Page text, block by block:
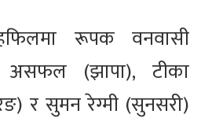
रूपक वनवासी
असफल (झापा), टीका
र सुमन रेग्मी (सुनसरी)